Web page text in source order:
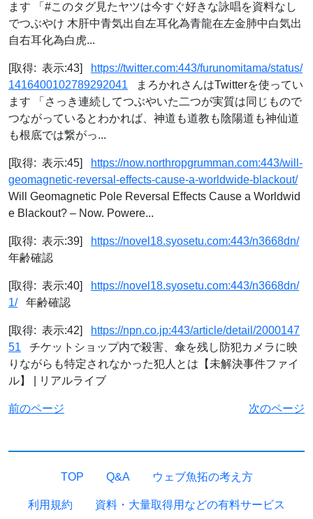
ます 「#このタグ見たヤツは今すぐ好きな詠唱を資料なし
でつぶやけ 木肝中青気出自左耳化為青龍在左金肺中白気出
自右耳化為白虎...
[取得: 表示:43]
https://twitter.com:443/furunomitama/status/
1416400102789292041 まろかれさんはTwitterを使ってい
ます 「さっき連続してつぶやいた二つが実質は同じもので
つながっているとわかれば、神道も道教も陰陽道も神仙道
も根底では繋がっ...
[取得: 表示:45]
https://now.northropgrumman.com:443/will-
geomagnetic-reversal-effects-cause-a-worldwide-blackout/
Will Geomagnetic Pole Reversal Effects Cause a Worldwid
e Blackout? – Now. Powere...
[取得: 表示:39]
https://novel18.syosetu.com:443/n3668dn/
年齢確認
[取得: 表示:40]
https://novel18.syosetu.com:443/n3668dn/
1/年齢確認
[取得: 表示:42]
https://npn.co.jp:443/article/detail/2000147
51 チケットショップ内で殺害、傘を残し防犯カメラに映
りながらも特定されなかった犯人とは【未解決事件ファイ
ル】 | リアルライブ
前のページ 次のページ
TOP Q&A ウェブ魚拓の考え方
利用規約 資料・大量取得用などの有料サービス